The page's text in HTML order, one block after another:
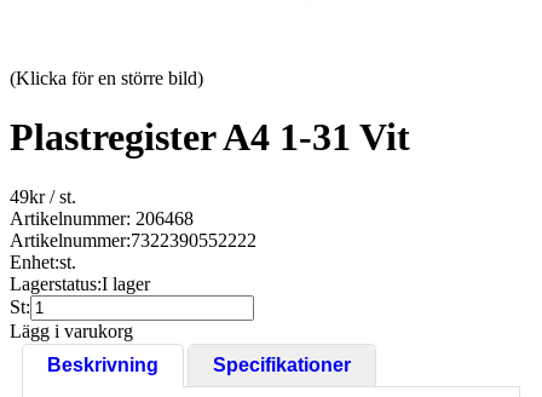
(Klicka för en större bild)
Plastregister A4 1-31 Vit
49kr/ st.
Artikelnummer: 206468
Artikelnummer:7322390552222
Enhet:st.
Lagerstatus:I lager
St:
Lägg i varukorg
Beskrivning
Specifikationer